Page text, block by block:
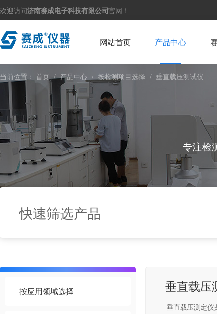
欢迎访问济南赛成电子科技有限公司官网！
网站首页 产品中心
当前位置： 首页 / 产品中心 / 按检测项目选择 / 垂直载压测试仪
专注检
快速筛选产品
按应用领域选择 垂直载压
垂直载压测定仪